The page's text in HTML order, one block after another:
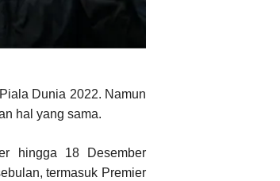
Dunia 2022. Namun
hal yang sama.
hingga 18 Desember
termasuk Premier